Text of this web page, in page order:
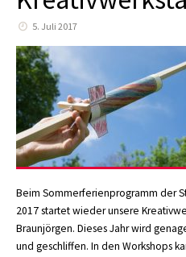
5. Juli 2017
Beim Sommerferienprogramm der
2017 startet wieder unsere
Braunjörgen. Dieses Jahr wird
und geschliffen. In den Workshops